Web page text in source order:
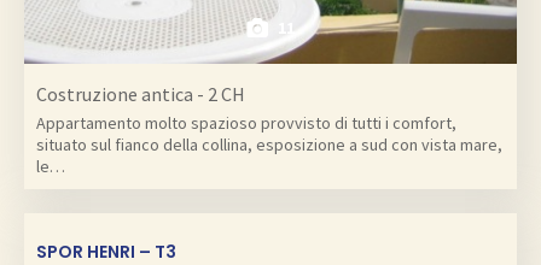
Costruzione antica - 2 CH
Appartamento molto spazioso provvisto di tutti i comfort,
situato sul fianco della collina, esposizione a sud con vista mare,
le…
SPOR HENRI – T3